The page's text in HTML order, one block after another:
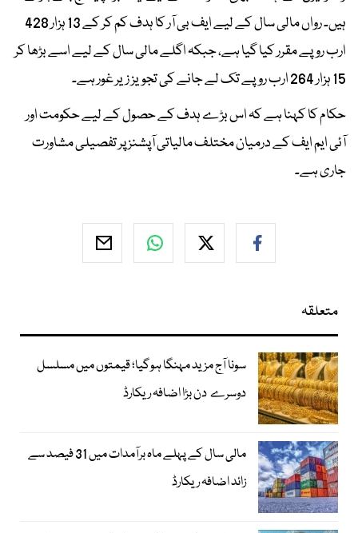
ہیں۔ رواں مالی سال کے لیے ایف بی آر کا ہدف کم کر کے 13 ہزار 428
ارب روپے مقرر کیا گیا ہے، جبکہ اگلے مالی سال کے لیے اسے بڑھا کر
15 ہزار 264 ارب روپے تک لے جانے کی تجویز زیر غور ہے۔
حکام کا کہنا ہے کہ اس بڑے ہدف کے حصول کے لیے حکومت اور
آئی ایم ایف کے درمیان مختلف مالیاتی آپشنز پر تفصیلی مشاورت
جاری ہے۔
متعلقہ
سونا آج مزید مہنگا ہوگیا؛ قیمتوں میں مسلسل
دوسرے دن بڑا اضافہ ریکارڈ
مالی سال کے پہلے ماہ برآمدات میں 31 فیصد سے
زائد اضافہ ریکارڈ